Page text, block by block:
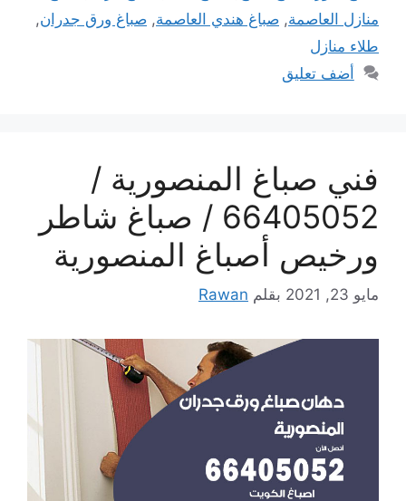
منازل العاصمة, صباغ هندي العاصمة, صباغ ورق جدران,
طلاء منازل
أضف تعليق
فني صباغ المنصورية /
66405052 / صباغ شاطر
ورخيص أصباغ المنصورية
مايو 23, 2021 بقلم Rawan